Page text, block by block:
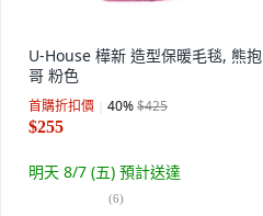
U-House 樺新 造型保暖毛毯, 熊抱
哥 粉色
首購折扣價 40%$425
$255
明天 8/7 (五) 預計送達
(6)